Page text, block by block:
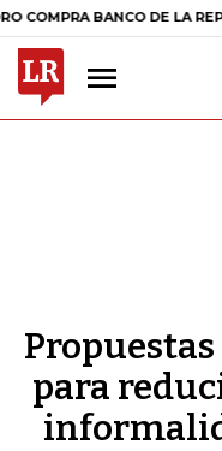
BANCO DE LA REPÚBLICA
para